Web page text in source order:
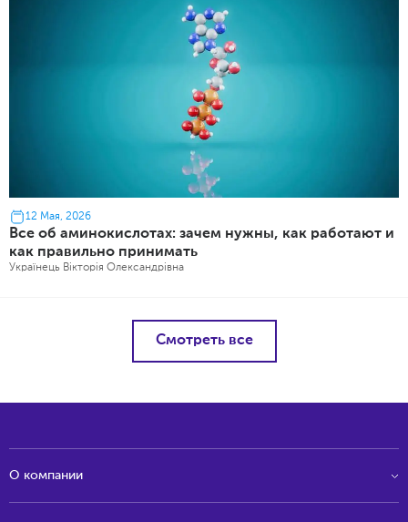
12 Мая, 2026
Все об аминокислотах: зачем нужны, как работают и
как правильно принимать
Українець Вікторія Олександрівна
Смотреть все
О компании